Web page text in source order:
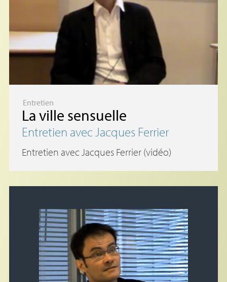
Entretien
La ville sensuelle
Entretien avec Jacques Ferrier
Entretien avec Jacques Ferrier (vidéo)